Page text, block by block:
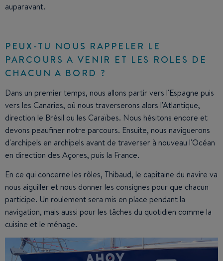
auparavant.
PEUX-TU NOUS RAPPELER LE
PARCOURS A VENIR ET LES ROLES DE
CHACUN A BORD ?
Dans un premier temps, nous allons partir vers l'Espagne puis
vers les Canaries, où nous traverserons alors l'Atlantique,
direction le Brésil ou les Caraïbes. Nous hésitons encore et
devons peaufiner notre parcours. Ensuite, nous naviguerons
d'archipels en archipels avant de traverser à nouveau l'Océan
en direction des Açores, puis la France.
En ce qui concerne les rôles, Thibaud, le capitaine du navire va
nous aiguiller et nous donner les consignes pour que chacun
participe. Un roulement sera mis en place pendant la
navigation, mais aussi pour les tâches du quotidien comme la
cuisine et le ménage.